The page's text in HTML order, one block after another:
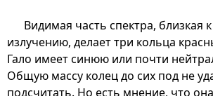
Видимая часть спектра, близкая
излучению, делает три кольца
Гало имеет синюю или почти
Общую массу колец до сих под не
подсчитать. Но есть мнение, что